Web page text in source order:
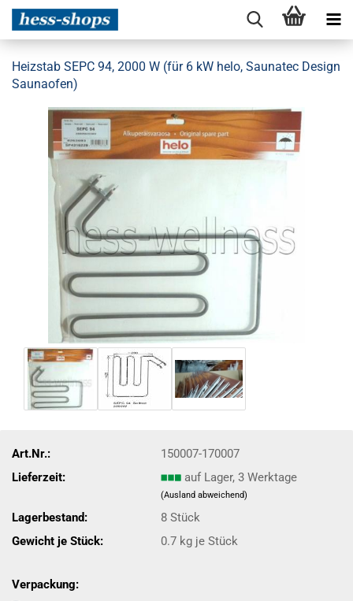
Heizstab SEPC 94, 2000 W (für 6 kW helo, Saunatec Design
Saunaofen)
Art.Nr.:
150007-170007
Lieferzeit:
auf Lager, 3 Werktage
(Ausland abweichend)
Lagerbestand: 8Stück
Gewicht je Stück:
0.7 kg je Stück
Verpackung: